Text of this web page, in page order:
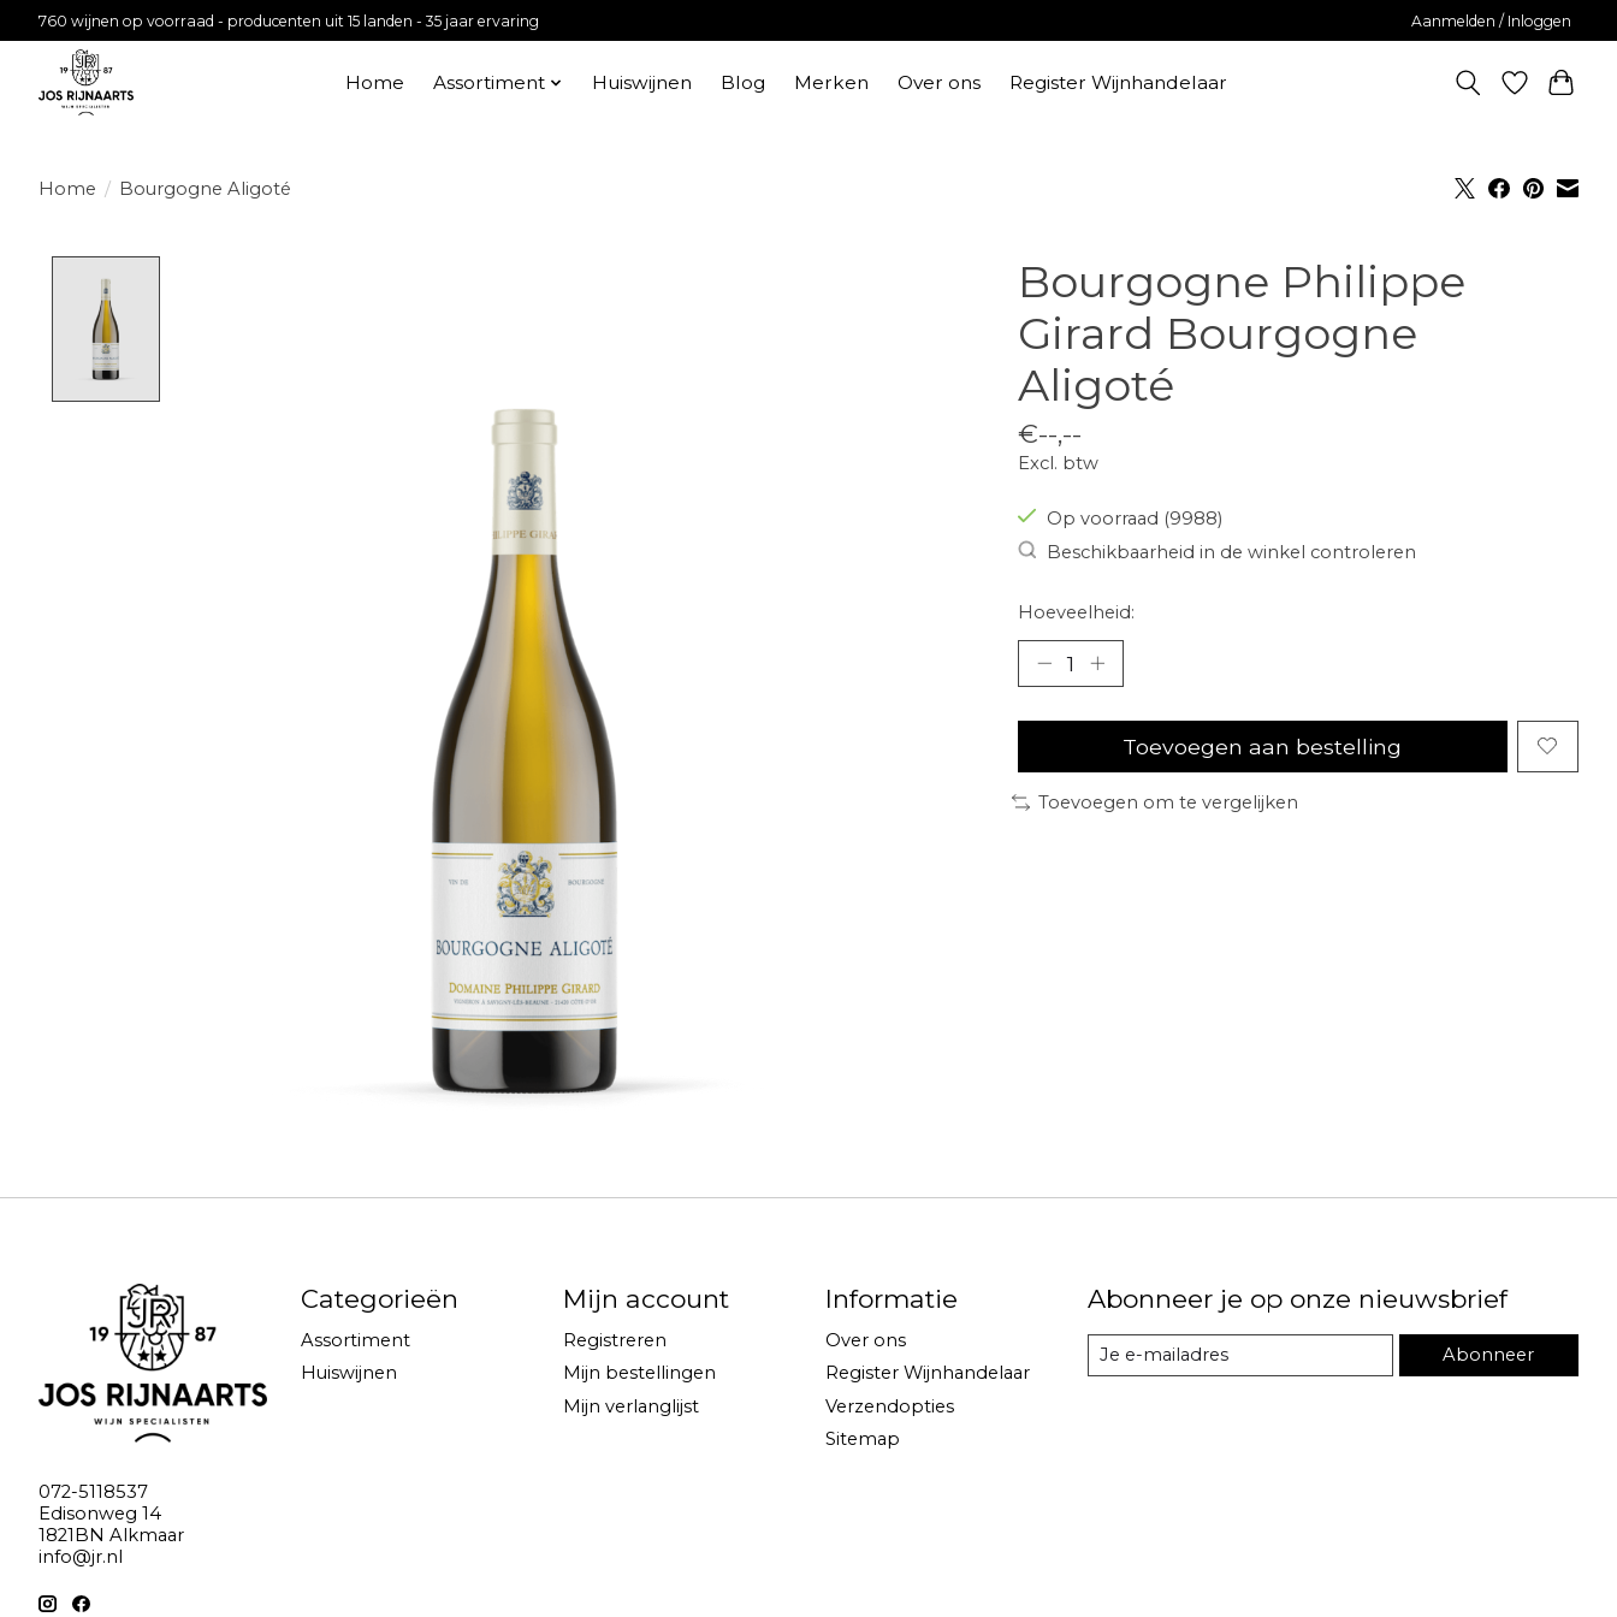
760 wijnen op voorraad - producenten uit 15 landen - 35 jaar ervaring Aanmelden / Inloggen
Home Assortiment Huiswijnen Blog Merken Over ons Register Wijnhandelaar
Home / Bourgogne Aligoté
Bourgogne Philippe
Girard Bourgogne
Aligoté
€--,--
Excl. btw
Op voorraad (9988)
Beschikbaarheid in de winkel controleren
Hoeveelheid:
Toevoegen aan bestelling
Toevoegen om te vergelijken
072-5118537
Edisonweg 14
1821BN Alkmaar
info@jr.nl
Categorieën
Assortiment
Huiswijnen
Mijn account
Registreren
Mijn bestellingen
Mijn verlanglijst
Informatie
Over ons
Register Wijnhandelaar
Verzendopties
Sitemap
Abonneer je op onze nieuwsbrief
Abonneer